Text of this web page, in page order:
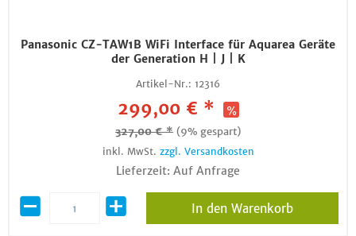
Panasonic CZ-TAW1B WiFi Interface für Aquarea Geräte
der Generation H | J | K
Artikel-Nr.: 12316
299,00 € *
327,00 € * (9% gespart)
inkl. MwSt. zzgl. Versandkosten
Lieferzeit: Auf Anfrage
In den Warenkorb